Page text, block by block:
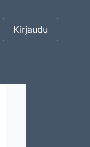
Kirjaudu